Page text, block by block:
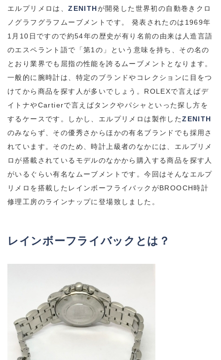
エルプリメロは、ZENITHが開発した世界初の自動巻きクロ
ノグラフグラフムーブメント です。 発表されたのは1969年
1月10日ですので約54年の歴史が有り名前の由来は人造言語
のエスペラント語で「第1の」という意味を持ち、その名の
とおり業界でも屈指の性能を誇るムーブメントとなります。
一般的に腕時計は、特定のブランドやコレクションに目をつ
けてから商品を探す人が多いでしょう。ROLEXで言えばデ
イトナやCartierで言えばタンクやパシャといった探し方を
するケースです。しかし、エルプリメロは製作したZENITH
のみならず、その優秀さからほかの有名ブランドでも採用さ
れています。そのため、時計上級者のなかには、エルプリメ
ロが搭載されているモデルのなかから購入する商品を探す人
がいるぐらい有名なムーブメントです。今回はそんなエルプ
リメロを搭載したレインボーフライバックがBROOCH時計
修理工房のラインナップに登場致しました。
レインボーフライバックとは？